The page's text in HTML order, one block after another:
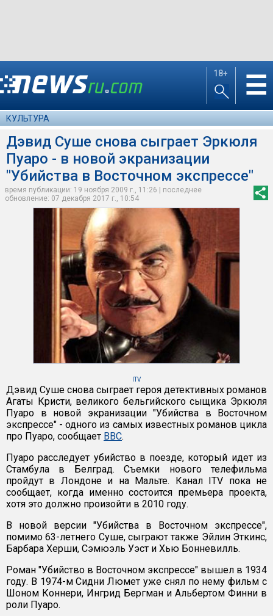
18+ ☰
КУЛЬТУРА
Дэвид Суше снова сыграет Эркюля
Пуаро - в новой экранизации
"Убийства в Восточном экспрессе"
время публикации: 19 ноября 2009 г., 11:26 | последнее
обновление: 07 декабря 2017 г., 10:54
ITV
Дэвид Суше снова сыграет героя детективных романов
Агаты Кристи, великого бельгийского сыщика Эркюля
Пуаро в новой экранизации "Убийства в Восточном
экспрессе" - одного из самых известных романов цикла
про Пуаро, сообщает BBC.
Пуаро расследует убийство в поезде, который идет из
Стамбула в Белград. Съемки нового телефильма
пройдут в Лондоне и на Мальте. Канал ITV пока не
сообщает, когда именно состоится премьера проекта,
хотя это должно произойти в 2010 году.
В новой версии "Убийства в Восточном экспрессе",
помимо 63-летнего Суше, сыграют также Эйлин Эткинс,
Барбара Херши, Сэмюэль Уэст и Хью Бонневилль.
Роман "Убийство в Восточном экспрессе" вышел в 1934
году. В 1974-м Сидни Люмет уже снял по нему фильм с
Шоном Коннери, Ингрид Бергман и Альбертом Финни в
роли Пуаро.